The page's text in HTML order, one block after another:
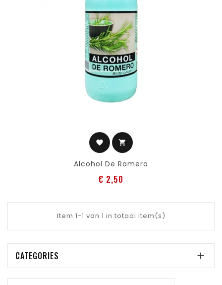
favorite shopping_cart
Alcohol De Romero
€ 2,50
Item 1-1 van 1 in totaal item(s)
CATEGORIES 